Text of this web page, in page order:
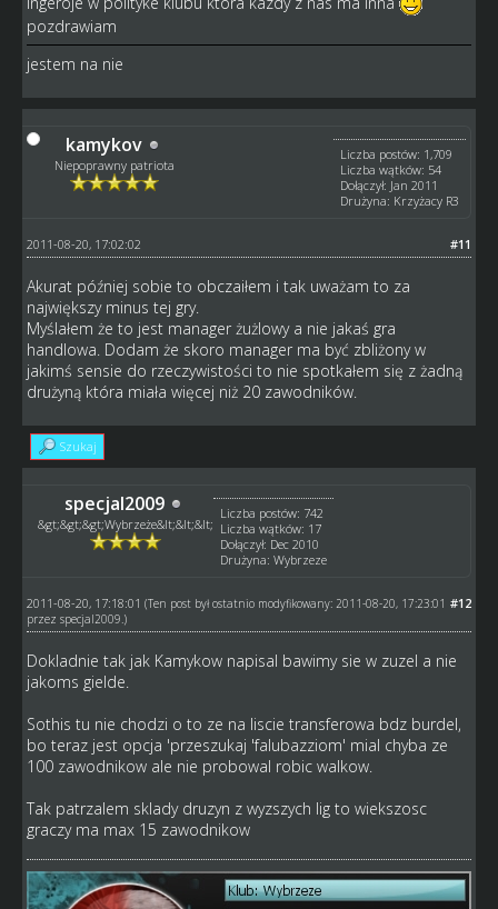
pozdrawiam
jestem na nie
kamykov
Niepoprawny patriota
Liczba postów: 1,709
Liczba wątków: 54
Dołączył: Jan 2011
Drużyna: Krzyżacy R3
#11
2011-08-20, 17:02:02
Akurat później sobie to obczaiłem i tak uważam to za
największy minus tej gry.
Myślałem że to jest manager żużlowy a nie jakaś gra
handlowa. Dodam że skoro manager ma być zbliżony w
jakimś sensie do rzeczywistości to nie spotkałem się z żadną
drużyną która miała więcej niż 20 zawodników.
Szukaj
specjal2009
&gt;&gt;&gt;Wybrzeże&lt;&lt;&lt;
Liczba postów: 742
Liczba wątków: 17
Dołączył: Dec 2010
Drużyna: Wybrzeze
#12
2011-08-20, 17:18:01 (Ten post był ostatnio modyfikowany: 2011-08-20, 17:23:01
przez specjal2009.)
Dokladnie tak jak Kamykow napisal bawimy sie w zuzel a nie
jakoms gielde.
Sothis tu nie chodzi o to ze na liscie transferowa bdz burdel,
bo teraz jest opcja 'przeszukaj 'falubazziom' mial chyba ze
100 zawodnikow ale nie probowal robic walkow.
Tak patrzalem sklady druzyn z wyzszych lig to wiekszosc
graczy ma max 15 zawodnikow